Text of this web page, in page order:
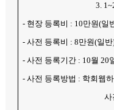
3.
- 현장 등록비 : 10만원(일
-사전 등록비 : 8만원(일반
-사전 등록기간 : 10월 20
-사전 등록방법 : 학회웹
사